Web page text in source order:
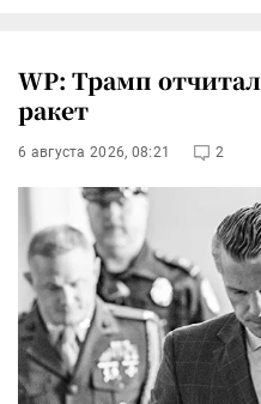
WP: Трамп отчитал
ракет
6 августа 2026, 08:21 2